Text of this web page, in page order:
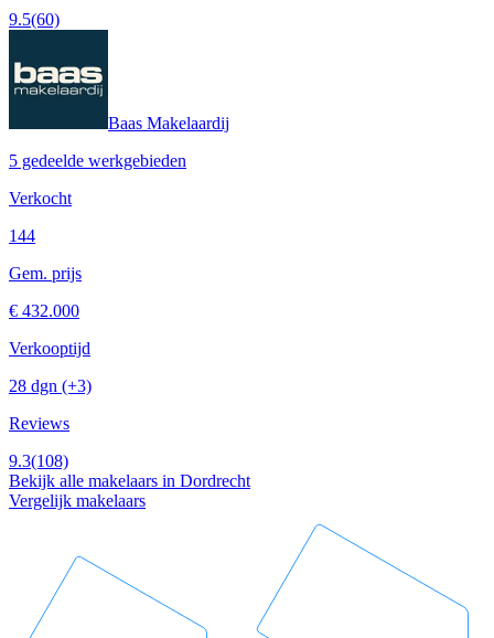
9.5(60)
Baas Makelaardij
5 gedeelde werkgebieden
Verkocht
144
Gem. prijs
€ 432.000
Verkooptijd
28 dgn (+3)
Reviews
9.3(108)
Bekijk alle makelaars in Dordrecht
Vergelijk makelaars